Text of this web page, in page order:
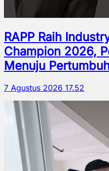
RAPP Raih
Champion 2026,
Menuju
7 Agustus 2026 17.52